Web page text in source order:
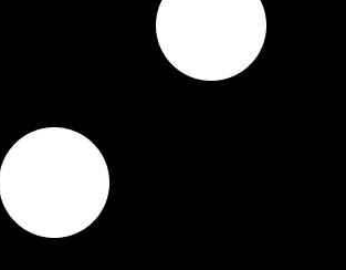
Salicilato de Metila